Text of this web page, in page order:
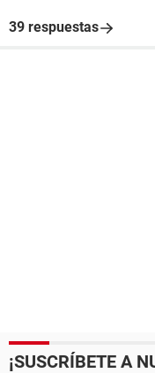
39 respuestas
¡SUSCRÍBETE A